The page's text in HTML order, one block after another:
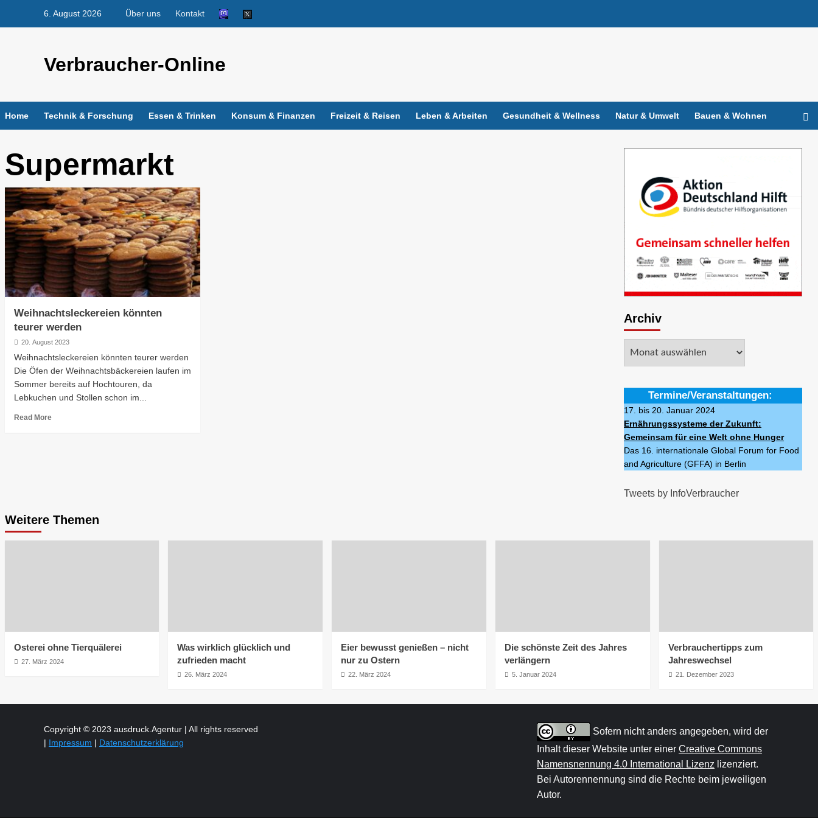
6. August 2026 Über uns Kontakt
Verbraucher-Online
Home Technik & Forschung Essen & Trinken Konsum & Finanzen Freizeit & Reisen Leben & Arbeiten Gesundheit & Wellness Natur & Umwelt Bauen & Wohnen
Supermarkt
Weihnachtsleckereien könnten
teurer werden
20. August 2023
Weihnachtsleckereien könnten teurer werden
Die Öfen der Weihnachtsbäckereien laufen im
Sommer bereits auf Hochtouren, da
Lebkuchen und Stollen schon im...
Read More
Archiv
Termine/Veranstaltungen:
17. bis 20. Januar 2024
Ernährungssysteme der Zukunft:
Gemeinsam für eine Welt ohne Hunger
Das 16. internationale Global Forum for Food
and Agriculture (GFFA) in Berlin
Tweets by InfoVerbraucher
Weitere Themen
Osterei ohne Tierquälerei
27. März 2024
Was wirklich glücklich und
zufrieden macht
26. März 2024
Eier bewusst genießen – nicht
nur zu Ostern
22. März 2024
Die schönste Zeit des Jahres
verlängern
5. Januar 2024
Verbrauchertipps zum
Jahreswechsel
21. Dezember 2023
Copyright © 2023 ausdruck.Agentur | All rights reserved
| Impressum | Datenschutzerklärung
Sofern nicht anders angegeben, wird der
Inhalt dieser Website unter einer Creative Commons
Namensnennung 4.0 International Lizenz lizenziert.
Bei Autorennennung sind die Rechte beim jeweiligen
Autor.